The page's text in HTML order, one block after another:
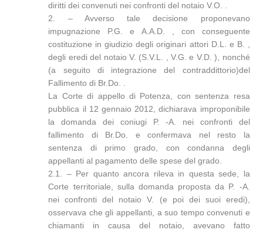
diritti dei convenuti nei confronti del notaio V.O. .
2. – Avverso tale decisione proponevano
impugnazione P.G. e A.A.D. , con conseguente
costituzione in giudizio degli originari attori D.L. e B. ,
degli eredi del notaio V. (S.V.L. , V.G. e V.D. ), nonché
(a seguito di integrazione del contraddittorio)del
Fallimento di Br.Do. .
La Corte di appello di Potenza, con sentenza resa
pubblica il 12 gennaio 2012, dichiarava improponibile
la domanda dei coniugi P. -A. nei confronti del
fallimento di Br.Do. e confermava nel resto la
sentenza di primo grado, con condanna degli
appellanti al pagamento delle spese del grado.
2.1. – Per quanto ancora rileva in questa sede, la
Corte territoriale, sulla domanda proposta da P. -A.
nei confronti del notaio V. (e poi dei suoi eredi),
osservava che gli appellanti, a suo tempo convenuti e
chiamanti in causa del notaio, avevano fatto